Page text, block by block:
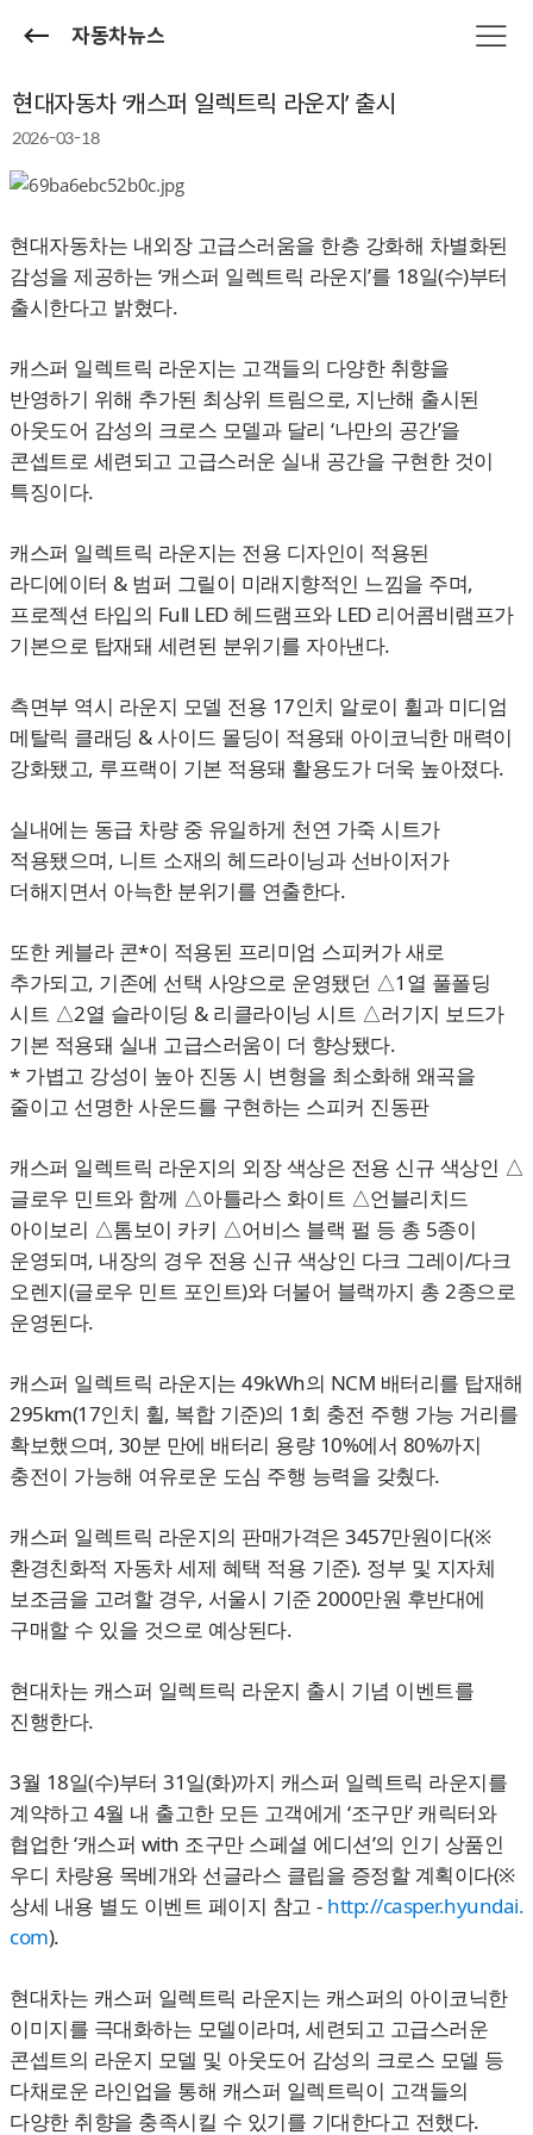
자동차뉴스
현대자동차 ‘캐스퍼 일렉트릭 라운지’ 출시
2026-03-18
현대자동차는 내외장 고급스러움을 한층 강화해 차별화된
감성을 제공하는 ‘캐스퍼 일렉트릭 라운지’를 18일(수)부터
출시한다고 밝혔다.
캐스퍼 일렉트릭 라운지는 고객들의 다양한 취향을
반영하기 위해 추가된 최상위 트림으로, 지난해 출시된
아웃도어 감성의 크로스 모델과 달리 ‘나만의 공간’을
콘셉트로 세련되고 고급스러운 실내 공간을 구현한 것이
특징이다.
캐스퍼 일렉트릭 라운지는 전용 디자인이 적용된
라디에이터 & 범퍼 그릴이 미래지향적인 느낌을 주며,
프로젝션 타입의 Full LED 헤드램프와 LED 리어콤비램프가
기본으로 탑재돼 세련된 분위기를 자아낸다.
측면부 역시 라운지 모델 전용 17인치 알로이 휠과 미디엄
메탈릭 클래딩 & 사이드 몰딩이 적용돼 아이코닉한 매력이
강화됐고, 루프랙이 기본 적용돼 활용도가 더욱 높아졌다.
실내에는 동급 차량 중 유일하게 천연 가죽 시트가
적용됐으며, 니트 소재의 헤드라이닝과 선바이저가
더해지면서 아늑한 분위기를 연출한다.
또한 케블라 콘*이 적용된 프리미엄 스피커가 새로
추가되고, 기존에 선택 사양으로 운영됐던 △1열 풀폴딩
시트 △2열 슬라이딩 & 리클라이닝 시트 △러기지 보드가
기본 적용돼 실내 고급스러움이 더 향상됐다.
* 가볍고 강성이 높아 진동 시 변형을 최소화해 왜곡을
줄이고 선명한 사운드를 구현하는 스피커 진동판
캐스퍼 일렉트릭 라운지의 외장 색상은 전용 신규 색상인 △
글로우 민트와 함께 △아틀라스 화이트 △언블리치드
아이보리 △톰보이 카키 △어비스 블랙 펄 등 총 5종이
운영되며, 내장의 경우 전용 신규 색상인 다크 그레이/다크
오렌지(글로우 민트 포인트)와 더불어 블랙까지 총 2종으로
운영된다.
캐스퍼 일렉트릭 라운지는 49kWh의 NCM 배터리를 탑재해
295km(17인치 휠, 복합 기준)의 1회 충전 주행 가능 거리를
확보했으며, 30분 만에 배터리 용량 10%에서 80%까지
충전이 가능해 여유로운 도심 주행 능력을 갖췄다.
캐스퍼 일렉트릭 라운지의 판매가격은 3457만원이다(※
환경친화적 자동차 세제 혜택 적용 기준). 정부 및 지자체
보조금을 고려할 경우, 서울시 기준 2000만원 후반대에
구매할 수 있을 것으로 예상된다.
현대차는 캐스퍼 일렉트릭 라운지 출시 기념 이벤트를
진행한다.
3월 18일(수)부터 31일(화)까지 캐스퍼 일렉트릭 라운지를
계약하고 4월 내 출고한 모든 고객에게 ‘조구만’ 캐릭터와
협업한 ‘캐스퍼 with 조구만 스페셜 에디션’의 인기 상품인
우디 차량용 목베개와 선글라스 클립을 증정할 계획이다(※
상세 내용 별도 이벤트 페이지 참고 - http://casper.hyundai.
com).
현대차는 캐스퍼 일렉트릭 라운지는 캐스퍼의 아이코닉한
이미지를 극대화하는 모델이라며, 세련되고 고급스러운
콘셉트의 라운지 모델 및 아웃도어 감성의 크로스 모델 등
다채로운 라인업을 통해 캐스퍼 일렉트릭이 고객들의
다양한 취향을 충족시킬 수 있기를 기대한다고 전했다.